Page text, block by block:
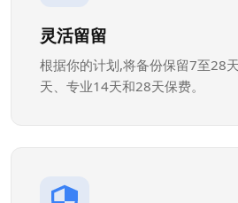
灵活留留
根据你的计划,将备份保留7至28
天、专业14天和28天保费。